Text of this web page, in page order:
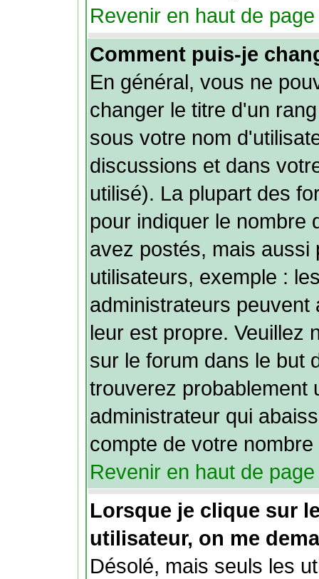
Revenir en haut de page
Comment puis-je
En général, vous ne
changer le titre d'un
sous votre nom
discussions et dans
utilisé). La plupart des
pour indiquer le nombre
avez postés, mais aussi
utilisateurs, exemple :
administrateurs
leur est propre. Veuillez
sur le forum dans le but
trouverez probablement
administrateur qui
compte de votre
Revenir en haut de page
Lorsque je clique sur
utilisateur, on me
Désolé, mais seuls les